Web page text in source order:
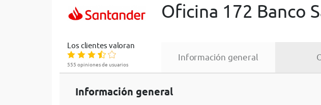
Oficina 172 Banco
Los clientes valoran
555 opiniones de usuarios
Información general
Información general